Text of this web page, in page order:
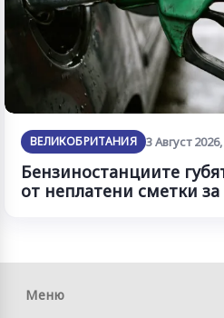
ВЕЛИКОБРИТАНИЯ 3 Август
Бензиностанциите
от неплатени сметки
Меню